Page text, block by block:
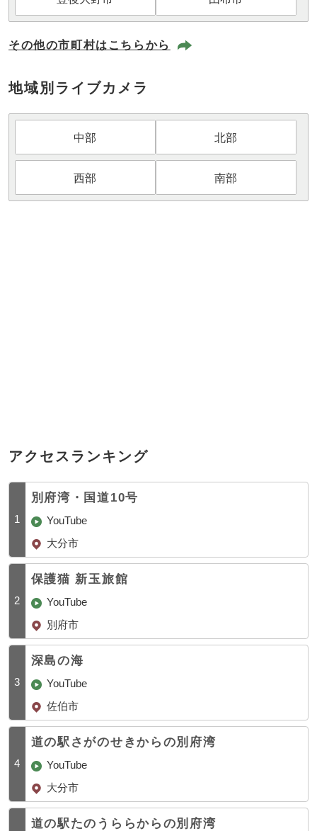
その他の市町村はこちらから
地域別ライブカメラ
中部 北部
西部 南部
アクセスランキング
1
別府湾・国道10号
YouTube
大分市
2
保護猫 新玉旅館
YouTube
別府市
3
深島の海
YouTube
佐伯市
4
道の駅さがのせきからの別府湾
YouTube
大分市
道の駅たのうららからの別府湾